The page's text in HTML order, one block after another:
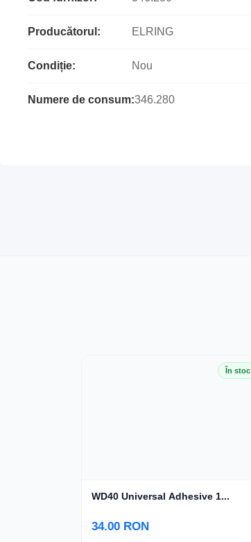
Producătorul: ELRING
Condiție: Nou
Numere de consum:346.280
În stoc
WD40 Universal Adhesive 1...
34.00 RON